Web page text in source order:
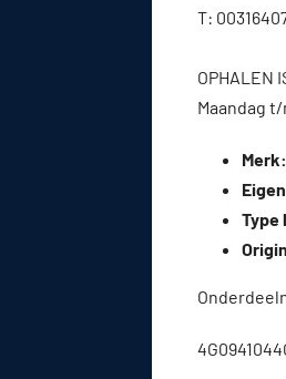
T:
OPHALEN
Maandag
Merk:
Type